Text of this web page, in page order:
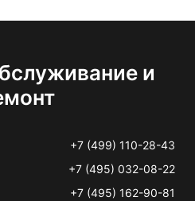
и
+7 (499) 110-28-43
+7 (495) 032-08-22
+7 (495) 162-90-81